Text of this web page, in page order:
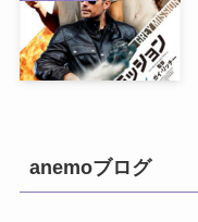
anemoブログ